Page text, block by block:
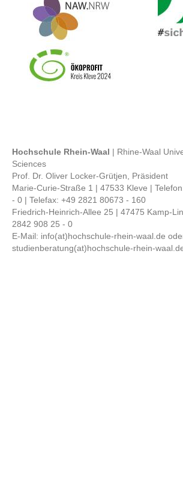
Hochschule Rhein-Waal | Rhine-Waal
Sciences
Prof. Dr. Oliver Locker-Grütjen, Präsident
Marie-Curie-Straße 1 | 47533 Kleve |
- 0 | Telefax: +49 2821 80673 - 160
Friedrich-Heinrich-Allee 25 | 47475 Kamp-
2842 908 25 - 0
E-Mail: info(at)hochschule-rhein-waal.de
studienberatung(at)hochschule-rhein-